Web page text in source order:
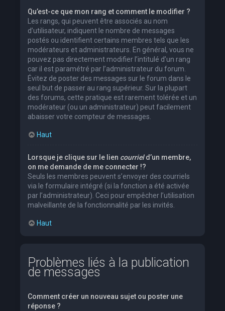
Qu’est-ce que mon rang et comment le modifier ?
Les rangs, qui peuvent être associés au nom
d’utilisateur, indiquent le nombre de messages
postés ou identifient certains membres tels que les
modérateurs et administrateurs. En général, vous ne
pouvez pas directement modifier l’intitulé d’un rang
car il est paramétré par l’administrateur du forum.
Évitez de poster des messages sur le forum dans le
seul but de passer au rang supérieur. Sur la plupart
des forums, cette pratique est rarement tolérée et un
modérateur (ou un administrateur) peut facilement
abaisser votre compteur de messages.
Haut
Lorsque je clique sur le lien courrield’un membre,
on me demande de me connecter !?
Seuls les membres peuvent s’envoyer des courriels
via le formulaire intégré (si la fonction a été activée
par l’administrateur). Ceci pour empêcher l’utilisation
malveillante de la fonctionnalité par les invités.
Haut
Problèmes liés à la publication
de messages
Comment créer un nouveau sujet ou poster une
réponse ?